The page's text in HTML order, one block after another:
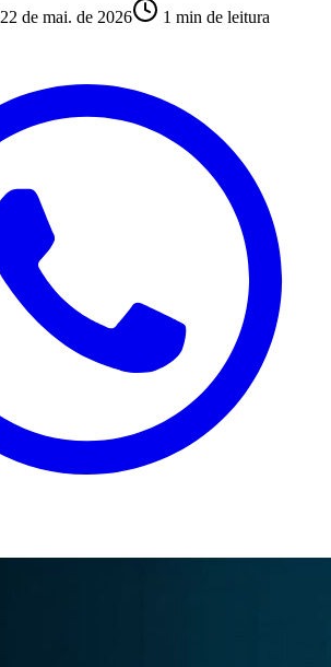
22 de mai. de 2026 1 min de leitura